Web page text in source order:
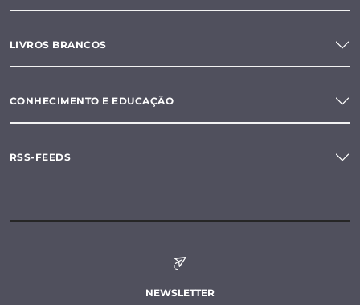
LIVROS BRANCOS
CONHECIMENTO E EDUCAÇÃO
RSS-FEEDS
NEWSLETTER